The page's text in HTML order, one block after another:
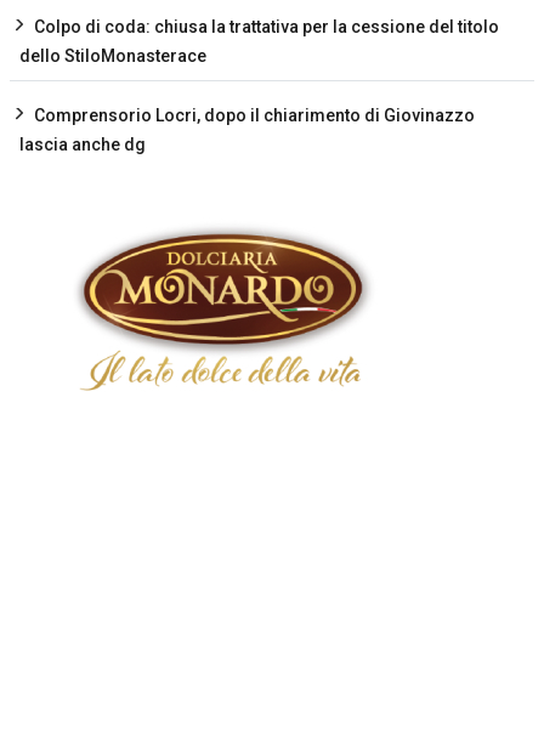
Colpo di coda: chiusa la trattativa per la cessione del titolo
dello StiloMonasterace
Comprensorio Locri, dopo il chiarimento di Giovinazzo
lascia anche dg